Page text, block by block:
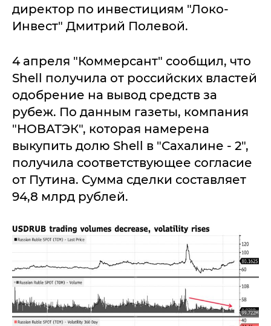
директор по инвестициям "Локо-
Инвест" Дмитрий Полевой.
4 апреля "Коммерсант" сообщил, что
Shell получила от российских властей
одобрение на вывод средств за
рубеж. По данным газеты, компания
"НОВАТЭК", которая намерена
выкупить долю Shell в "Сахалине - 2",
получила соответствующее согласие
от Путина. Сумма сделки составляет
94,8 млрд рублей.